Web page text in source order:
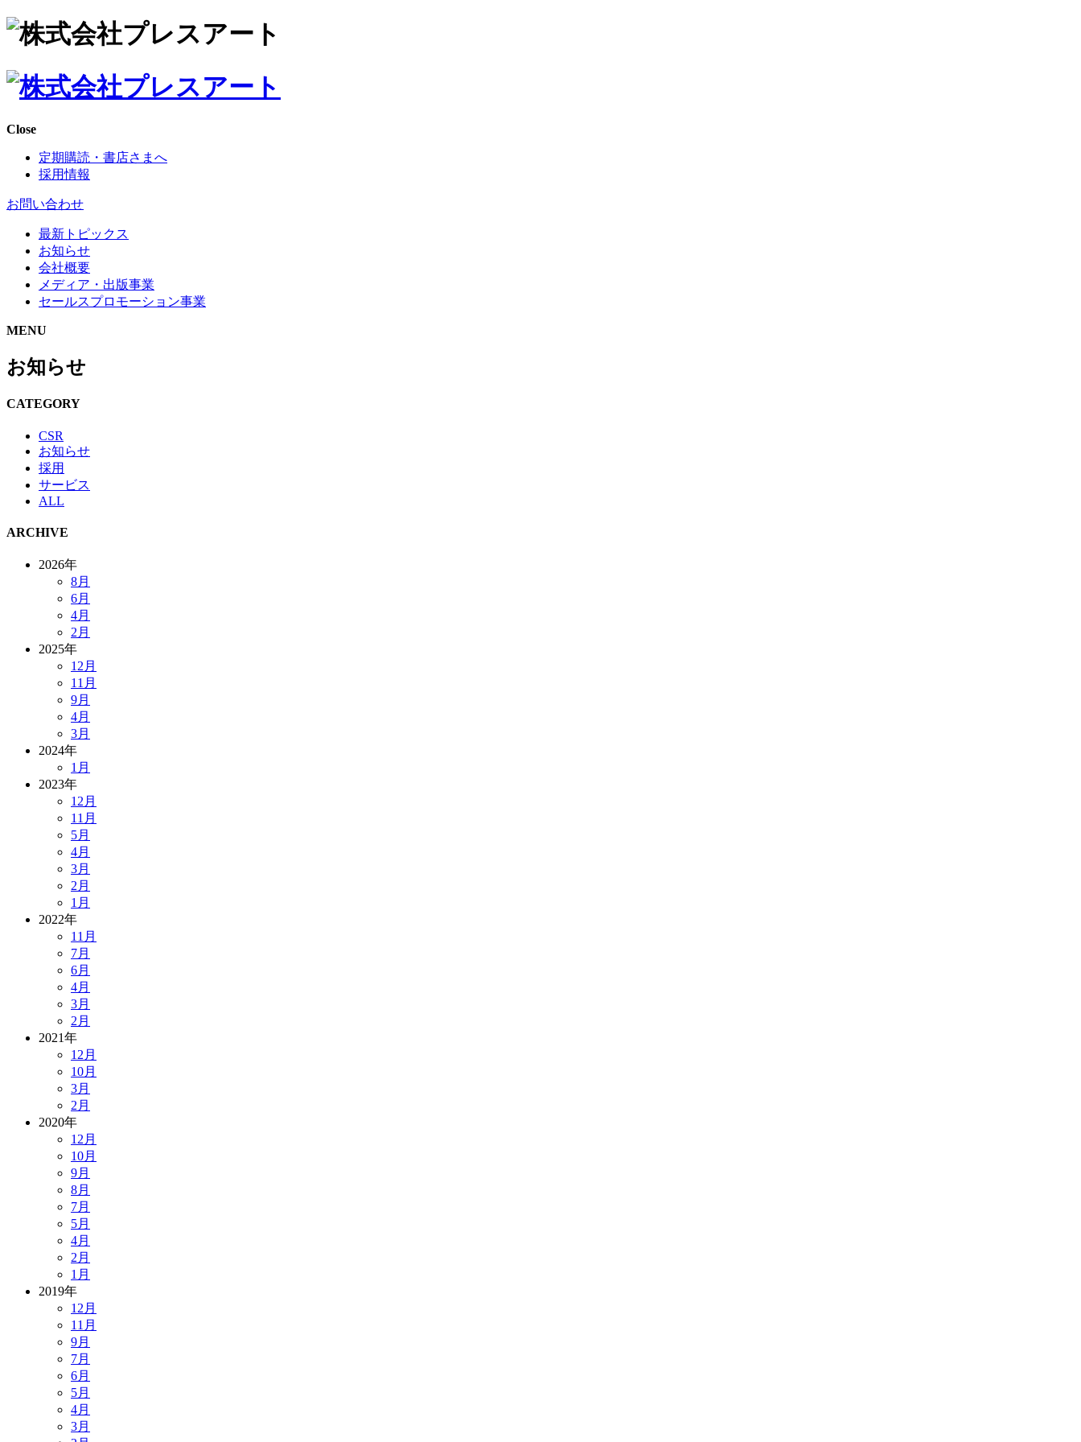
Close
定期購読・書店さまへ
採用情報
お問い合わせ
最新トピックス
お知らせ
会社概要
メディア・出版事業
セールスプロモーション事業
MENU
お知らせ
CATEGORY
CSR
お知らせ
採用
サービス
ALL
ARCHIVE
2026年
8月
6月
4月
2月
2025年
12月
11月
9月
4月
3月
2024年
1月
2023年
12月
11月
5月
4月
3月
2月
1月
2022年
11月
7月
6月
4月
3月
2月
2021年
12月
10月
3月
2月
2020年
12月
10月
9月
8月
7月
5月
4月
2月
1月
2019年
12月
11月
9月
7月
6月
5月
4月
3月